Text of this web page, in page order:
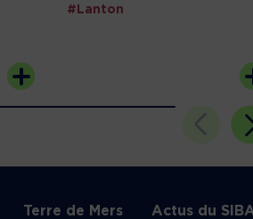
#Lanton
Terre de Mers Actus du